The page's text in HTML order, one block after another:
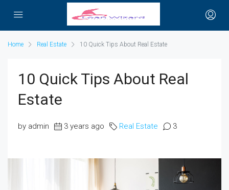
Home Real Estate 10 Quick Tips About Real Estate
10 Quick Tips About Real
Estate
by admin 3 years ago Real Estate 3